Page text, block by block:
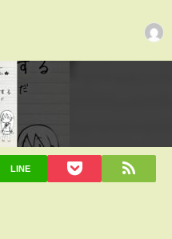
LINE